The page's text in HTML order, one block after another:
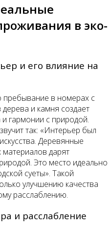
в эко-
и его влияние на
пребывание в номерах с
и камня создает
гармонии с природой.
так: «Интерьер был
Деревянные
дарят
Это место идеально
суеты». Такой
улучшению качества
расслаблению.
и расслабление